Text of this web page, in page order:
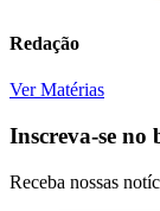
Redação
Ver Matérias
Inscreva-se
Receba nossas